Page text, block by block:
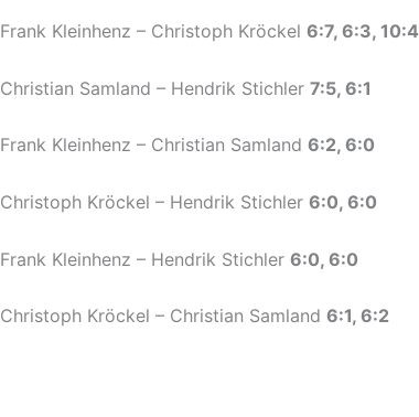
Frank Kleinhenz – Christoph Kröckel 6:7, 6:3, 10:4
Christian Samland – Hendrik Stichler 7:5, 6:1
Frank Kleinhenz – Christian Samland 6:2, 6:0
Christoph Kröckel – Hendrik Stichler 6:0, 6:0
Frank Kleinhenz – Hendrik Stichler 6:0, 6:0
Christoph Kröckel – Christian Samland 6:1, 6:2